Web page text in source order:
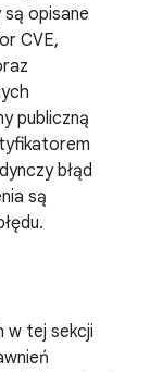
opisane
CVE,
publiczną
błąd
są
w tej sekcji